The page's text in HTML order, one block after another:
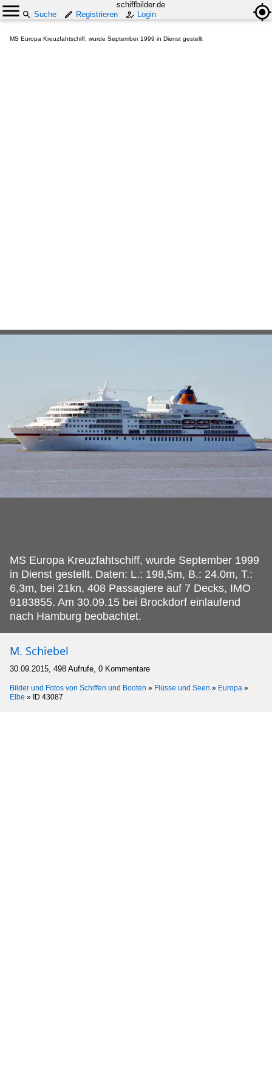
schiffbilder.de
Suche
Registrieren Login
MS Europa Kreuzfahtschiff, wurde September 1999 in Dienst gestellt
MS Europa Kreuzfahtschiff, wurde September 1999
in Dienst gestellt. Daten: L.: 198,5m, B.: 24.0m, T.:
6,3m, bei 21kn, 408 Passagiere auf 7 Decks, IMO
9183855. Am 30.09.15 bei Brockdorf einlaufend
nach Hamburg beobachtet.
M. Schiebel
30.09.2015, 498 Aufrufe, 0 Kommentare
Bilder und Fotos von Schiffen und Booten » Flüsse und Seen » Europa »
Elbe » ID 43087